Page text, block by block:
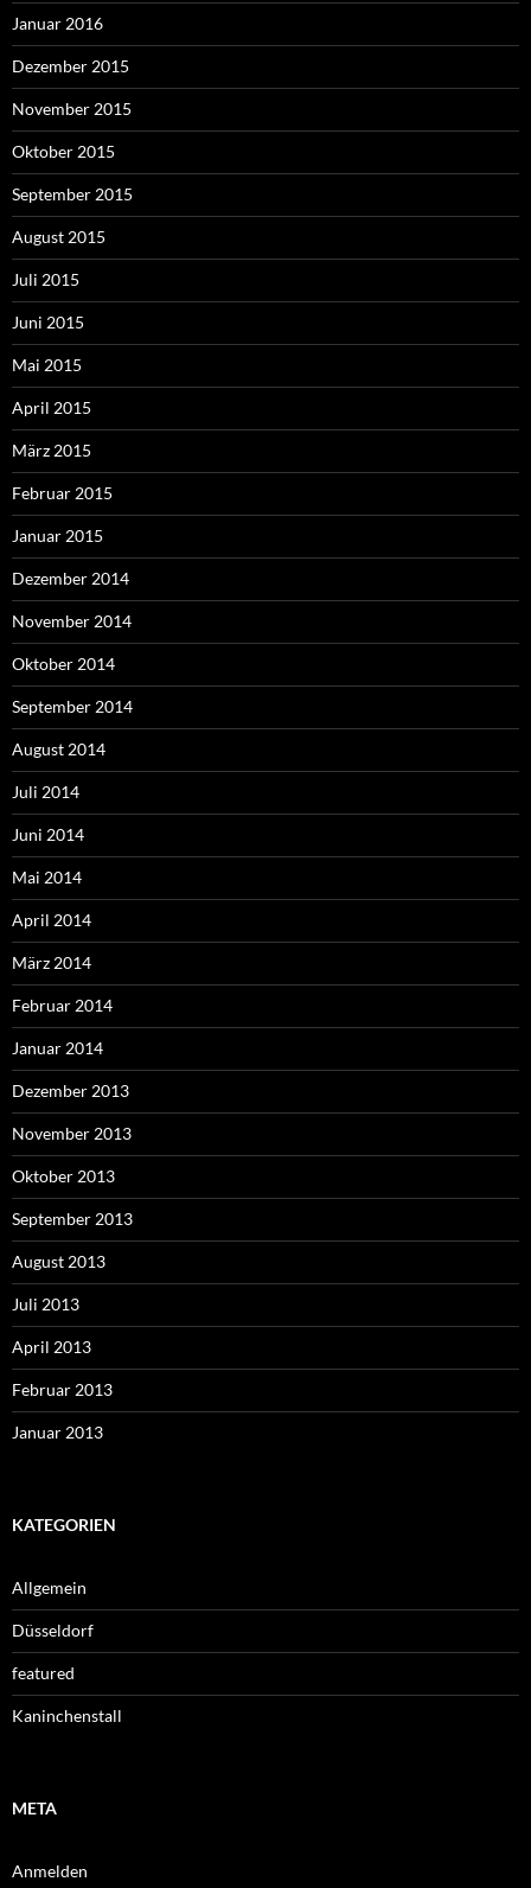
Januar 2016
Dezember 2015
November 2015
Oktober 2015
September 2015
August 2015
Juli 2015
Juni 2015
Mai 2015
April 2015
März 2015
Februar 2015
Januar 2015
Dezember 2014
November 2014
Oktober 2014
September 2014
August 2014
Juli 2014
Juni 2014
Mai 2014
April 2014
März 2014
Februar 2014
Januar 2014
Dezember 2013
November 2013
Oktober 2013
September 2013
August 2013
Juli 2013
April 2013
Februar 2013
Januar 2013
KATEGORIEN
Allgemein
Düsseldorf
featured
Kaninchenstall
META
Anmelden